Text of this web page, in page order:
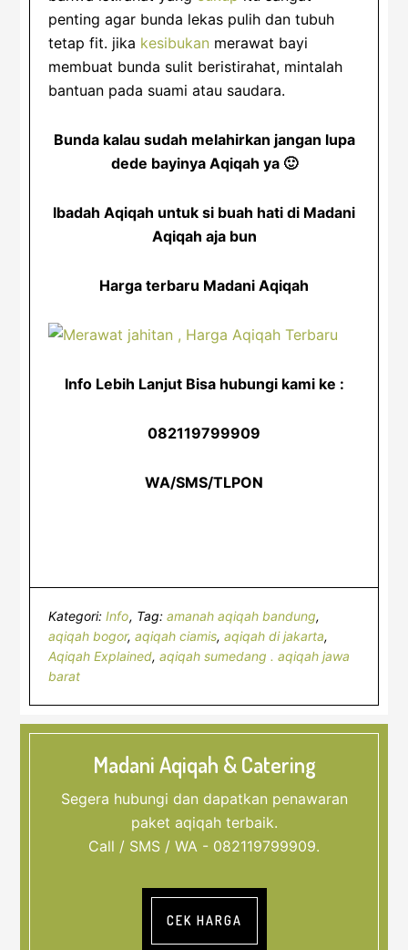
penting agar bunda lekas pulih dan tubuh
tetap fit. jika kesibukan merawat bayi
membuat bunda sulit beristirahat, mintalah
bantuan pada suami atau saudara.
Bunda kalau sudah melahirkan jangan lupa
dede bayinya Aqiqah ya 🙂
Ibadah Aqiqah untuk si buah hati di Madani
Aqiqah aja bun
Harga terbaru Madani Aqiqah
Info Lebih Lanjut Bisa hubungi kami ke :
082119799909
WA/SMS/TLPON
Kategori:Info Tag:amanah aqiqah bandung,
aqiqah bogor,aqiqah ciamis,aqiqah di jakarta,
Aqiqah Explained,aqiqah sumedang . aqiqah jawa
barat
Madani Aqiqah & Catering
Segera hubungi dan dapatkan penawaran
paket aqiqah terbaik.
Call / SMS / WA - 082119799909.
CEK HARGA